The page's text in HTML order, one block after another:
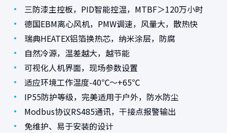
• 三防漆主控板，PID智能控温，MTBF＞120万小时
• 德国EBM离心风机，PMW调速，风量大，散热快
• 瑞典HEATEX铝箔换热芯，纳米涂层，防腐
• 自然冷源，温差越大，越节能
• 可视化人机界面，现场参数设置
• 适应环境工作温度-40℃～+65℃
• IP55防护等级，完美适用于户外，防水防尘
• Modbus协议RS485通讯，干接点报警输出
• 免维护、易于安装的设计